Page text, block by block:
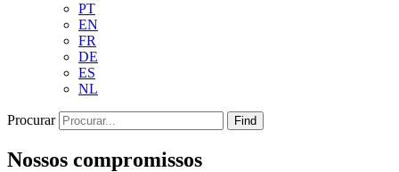
PT
EN
FR
DE
ES
NL
Procurar Find
Nossos compromissos